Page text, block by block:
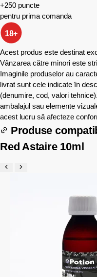
+250 puncte
pentru prima comanda
18+
Acest produs este destinat
Vânzarea către minori este
Imaginile produselor au
livrat sunt cele indicate în
(denumire, cod, valori
ambalajul sau elemente
acest lucru să afecteze
Produse
Red Astaire 10ml